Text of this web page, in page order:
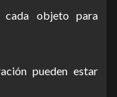
cada objeto para
pueden estar